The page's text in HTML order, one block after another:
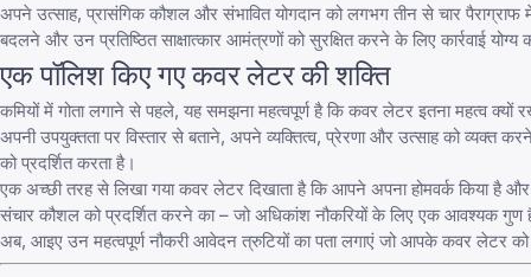
अपने उत्साह, प्रासंगिक कौशल और संभावित योगदान कोलगभग तीन से चार पैराग्राफ
बदलने और उन प्रतिष्ठित साक्षात्कार आमंत्रणों को सुरक्षित करने के लिए कार्रवाई
एक पॉलिश किए गए कवर लेटर की शक्ति
कमियों में गोता लगाने से पहले, यह समझना महत्वपूर्ण है किकवर लेटर इतना महत्व क्यों
अपनी उपयुक्तता पर विस्तार से बताने, अपने व्यक्तित्व, प्रेरणा और उत्साह को
को प्रदर्शित करता है।
एक अच्छी तरह से लिखा गया कवर लेटर दिखाता है कि आपने अपना होमवर्क
संचार कौशल को प्रदर्शित करने का – जो अधिकांश नौकरियों के लिए एक आवश्यक
अब, आइए उन महत्वपूर्ण नौकरी आवेदन त्रुटियों का पता लगाएं जो आपके कवर लेटर